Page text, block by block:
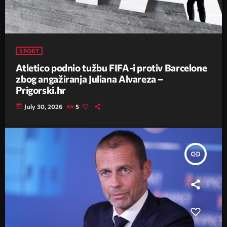
SPORT
Atletico podnio tužbu FIFA-i protiv Barcelone
zbog angažiranja Juliana Alvareza –
Prigorski.hr
today July 30, 2026 5
insert_link